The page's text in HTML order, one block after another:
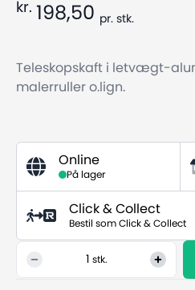
kr. 198,50 pr. stk.
Teleskopskaft i letvægt-
malerruller o.lign.
Online
På lager
Click & Collect
Bestil som Click & Collect
stk.